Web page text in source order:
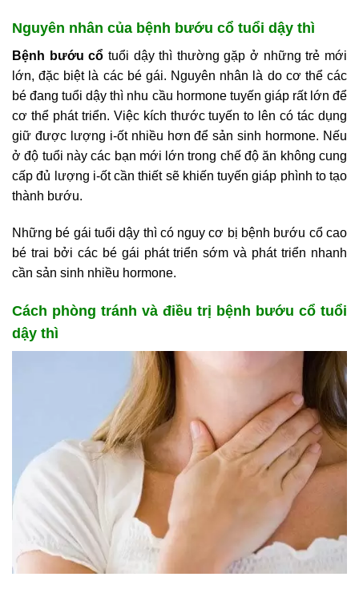
Nguyên nhân của bệnh bướu cổ tuổi dậy thì
Bệnh bướu cổ tuổi dậy thì thường gặp ở những trẻ mới
lớn, đặc biệt là các bé gái. Nguyên nhân là do cơ thể các
bé đang tuổi dậy thì nhu cầu hormone tuyến giáp rất lớn để
cơ thể phát triển. Việc kích thước tuyến to lên có tác dụng
giữ được lượng i-ốt nhiều hơn để sản sinh hormone. Nếu
ở độ tuổi này các bạn mới lớn trong chế độ ăn không cung
cấp đủ lượng i-ốt cần thiết sẽ khiến tuyến giáp phình to tạo
thành bướu.
Những bé gái tuổi dậy thì có nguy cơ bị bệnh bướu cổ cao
bé trai bởi các bé gái phát triển sớm và phát triển nhanh
cần sản sinh nhiều hormone.
Cách phòng tránh và điều trị bệnh bướu cổ tuổi
dậy thì